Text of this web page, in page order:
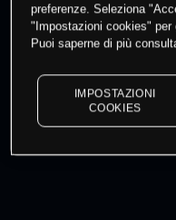
I prezzi sono solo
dati di mercato
preferenze. Seleziona
"Impostazioni cookies"
Puoi saperne di più
IMPOSTAZIONI
COOKIES